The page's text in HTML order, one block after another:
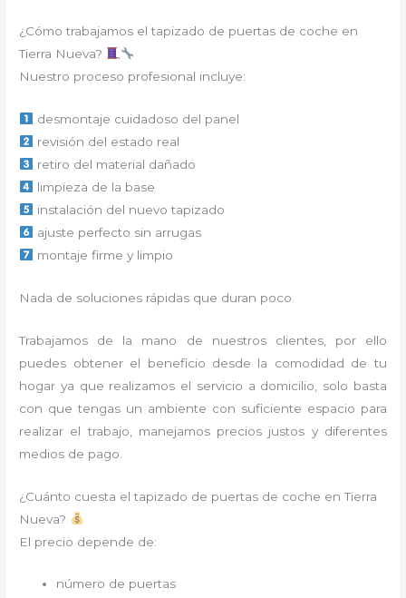
¿Cómo trabajamos el tapizado de puertas de coche en
Tierra Nueva?
Nuestro proceso profesional incluye:
desmontaje cuidadoso del panel
revisión del estado real
retiro del material dañado
limpieza de la base
instalación del nuevo tapizado
ajuste perfecto sin arrugas
montaje firme y limpio
Nada de soluciones rápidas que duran poco.
Trabajamos de la mano de nuestros clientes, por ello
puedes obtener el beneficio desde la comodidad de tu
hogar ya que realizamos el servicio a domicilio, solo basta
con que tengas un ambiente con suficiente espacio para
realizar el trabajo, manejamos precios justos y diferentes
medios de pago.
¿Cuánto cuesta el tapizado de puertas de coche en Tierra
Nueva?
El precio depende de:
número de puertas